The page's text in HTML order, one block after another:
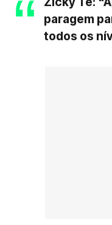
paragem
todos os